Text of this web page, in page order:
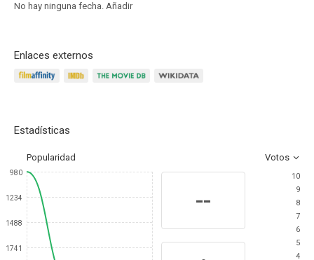
No hay ninguna fecha. Añadir
Enlaces externos
Estadísticas
Popularidad Votos
980
1234
1488
1741
--
10
9
8
7
6
5
4